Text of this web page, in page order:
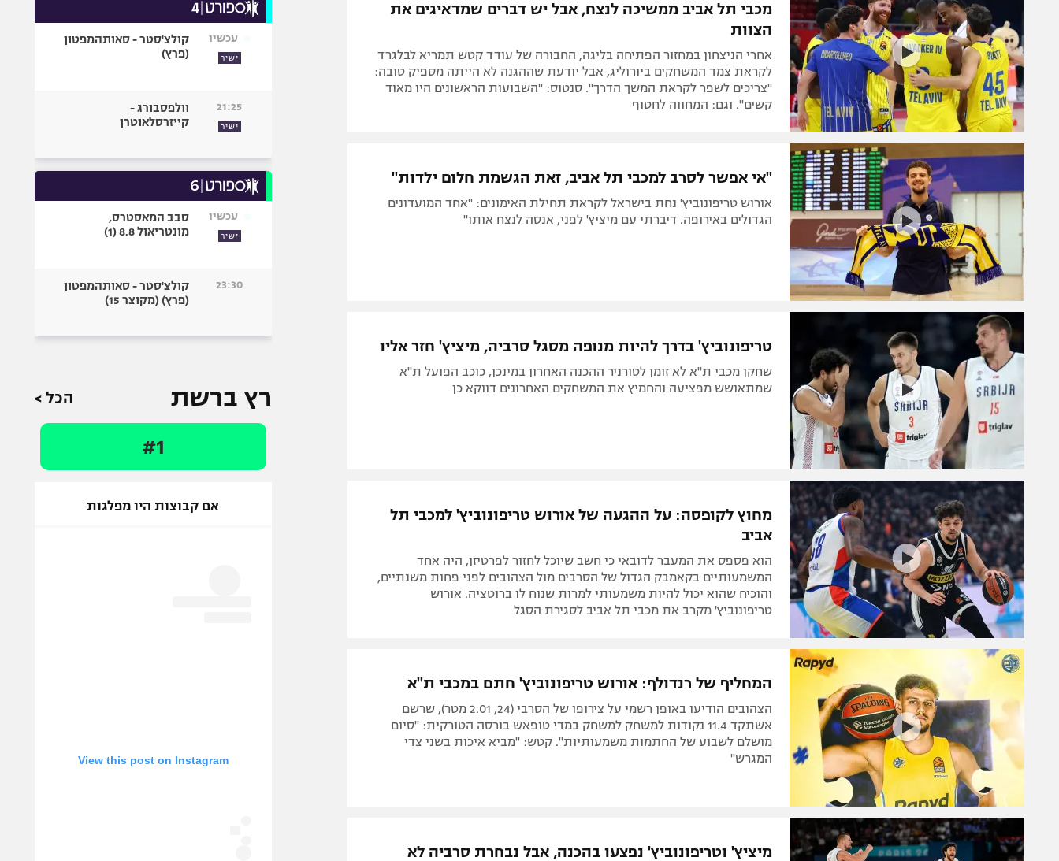
מכבי תל אביב ממשיכה לנצח, אבל יש דברים שמדאיגים את
הצוות
אחרי הניצחון במחזור הפתיחה בליגה, החבורה של עודד קטש תמריא לבלגרד
לקראת צמד המשחקים ביורוליג, אבל יודעת שההגנה לא הייתה מספיק טובה:
"צריכים לשפר לקראת המשך הדרך". סנטוס: "השבועות הראשונים היו מאוד
קשים". וגם: המחווה לחטוף
"אי אפשר לסרב למכבי תל אביב, זאת הגשמת חלום ילדות"
אורוש טריפונוביץ' נחת בישראל לקראת תחילת האימונים: "אחד המועדונים
הגדולים באירופה. דיברתי עם מיציץ' לפני, אנסה לנצח אותו"
טריפונוביץ' בדרך להיות מנופה מסגל סרביה, מיציץ' חזר אליו
שחקן מכבי ת"א לא זומן לטורניר ההכנה האחרון במינכן, כוכב הפועל ת"א
שמתאושש מפציעה והחמיץ את המשחקים האחרונים דווקא כן
מחוץ לקופסה: על ההגעה של אורוש טריפונוביץ' למכבי תל
אביב
הוא פספס את המעבר לדובאי כי חשב שיוכל לחזור לפרטיזן, היה אחד
המשמעותיים בקאמבק הגדול של הסרבים מול הצהובים לפני פחות משנתיים,
והוכיח שהוא יכול להיות משמעותי למרות שנוח לו ברוטציה. אורוש
טריפונוביץ' מקרב את מכבי תל אביב לסגירת הסגל
המחליף של רנדולף: אורוש טריפונוביץ' חתם במכבי ת"א
הצהובים הודיעו באופן רשמי על צירופו של הסרבי (24, 2.01 מטר), שרשם
אשתקד 11.4 נקודות למשחק למשחק במדי טופאש בורסה הטורקית: "סיום
מושלם לשבוע של החתמות משמעותיות". קטש: "מביא איכות בשני צדי
המגרש"
מיציץ' וטריפונוביץ' נפצעו בהכנה, אבל נבחרת סרביה לא
עכשיו
ישיר
קולצ'סטר - סאותהמפטון
(פרץ)
21:25
ישיר
וולפסבורג -
קייזרסלאוטרן
עכשיו
ישיר
סבב המאסטרס,
מונטריאול 8.8 (1)
23:30
קולצ'סטר - סאותהמפטון
(פרץ) (מקוצר 15)
רץ ברשת הכל >
#1
אם קבוצות היו מפלגות
View this post on Instagram